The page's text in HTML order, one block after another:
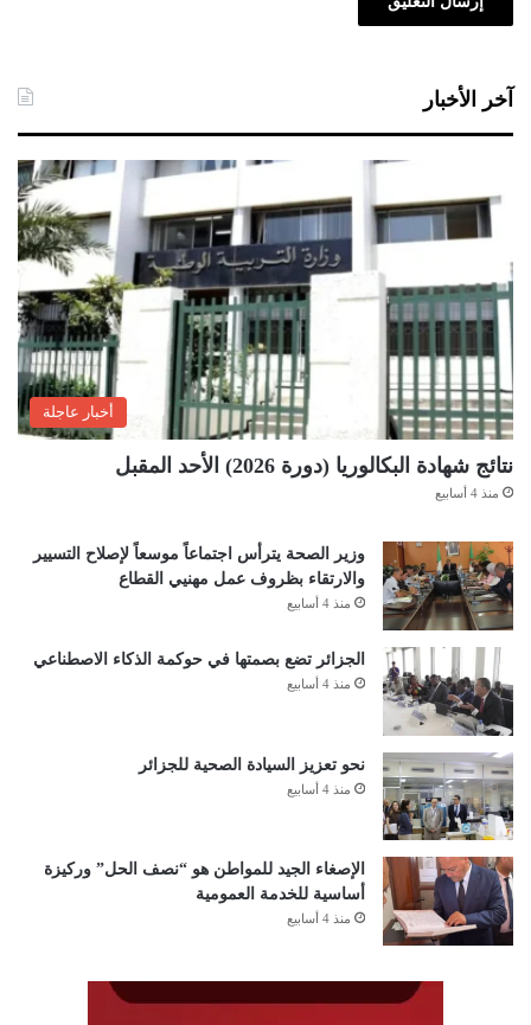
آخر الأخبار
أخبار عاجلة
نتائج شهادة البكالوريا (دورة 2026) الأحد المقبل
منذ 4 أسابيع
وزير الصحة يترأس اجتماعاً موسعاً لإصلاح التسيير
والارتقاء بظروف عمل مهنيي القطاع
منذ 4 أسابيع
الجزائر تضع بصمتها في حوكمة الذكاء الاصطناعي
منذ 4 أسابيع
نحو تعزيز السيادة الصحية للجزائر
منذ 4 أسابيع
الإصغاء الجيد للمواطن هو “نصف الحل” وركيزة
أساسية للخدمة العمومية
منذ 4 أسابيع